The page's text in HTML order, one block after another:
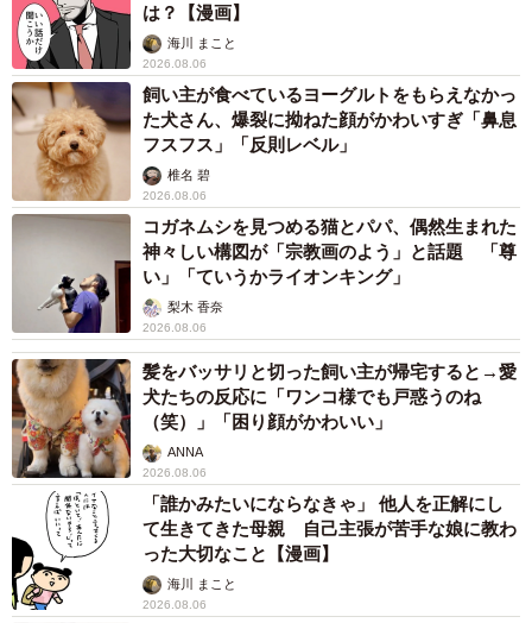
は？【漫画】
海川 まこと
2026.08.06
飼い主が食べているヨーグルトをもらえなかっ
た犬さん、爆裂に拗ねた顔がかわいすぎ「鼻息
フスフス」「反則レベル」
椎名 碧
2026.08.06
コガネムシを見つめる猫とパパ、偶然生まれた
神々しい構図が「宗教画のよう」と話題 「尊
い」「ていうかライオンキング」
梨木 香奈
2026.08.06
髪をバッサリと切った飼い主が帰宅すると→愛
犬たちの反応に「ワンコ様でも戸惑うのね
（笑）」「困り顔がかわいい」
ANNA
2026.08.06
「誰かみたいにならなきゃ」 他人を正解にし
て生きてきた母親 自己主張が苦手な娘に教わ
った大切なこと【漫画】
海川 まこと
2026.08.06